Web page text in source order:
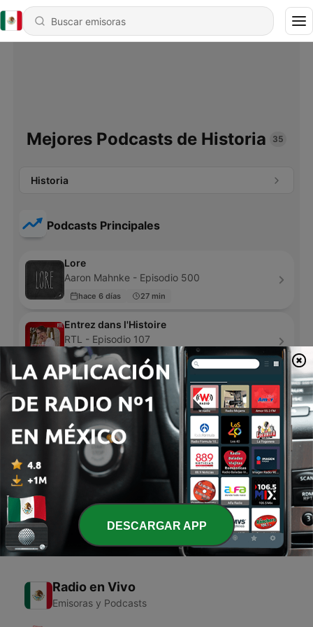
Mejores Podcasts de Historia 35
Historia
Podcasts Principales
Lore
Aaron Mahnke - Episodio 500
hace 6 días 27 min
Entrez dans l'Histoire
RTL - Episodio 107
hace 4 horas 22 min
Documental: Concierto 45 - Radio Concierto
Radio Concierto - Episodio 5
13 ago. 2022 96 min
3de
3
Radio en Vivo
Emisoras y Podcasts
DESCARGAR APP